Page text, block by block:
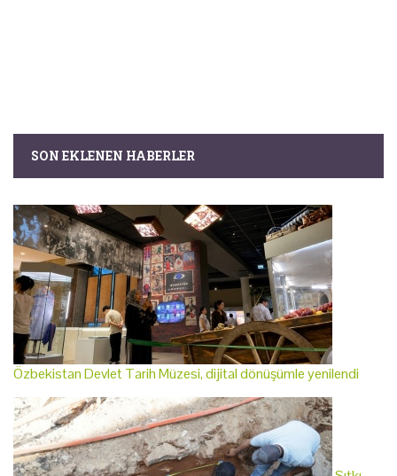
SON EKLENEN HABERLER
Özbekistan Devlet Tarih Müzesi, dijital dönüşümle yenilendi